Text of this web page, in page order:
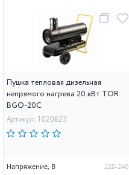
Пушка тепловая дизельная
непрямого нагрева 20 кВт TOR
BGO-20C
Артикул: 1020623
Напряжение, В 220-240